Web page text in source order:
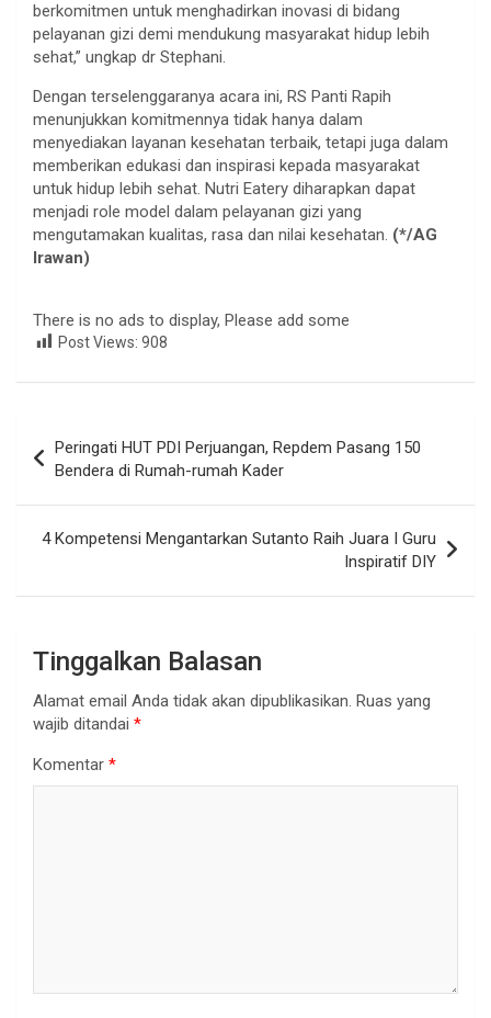
berkomitmen untuk menghadirkan inovasi di bidang
pelayanan gizi demi mendukung masyarakat hidup lebih
sehat,” ungkap dr Stephani.
Dengan terselenggaranya acara ini, RS Panti Rapih
menunjukkan komitmennya tidak hanya dalam
menyediakan layanan kesehatan terbaik, tetapi juga dalam
memberikan edukasi dan inspirasi kepada masyarakat
untuk hidup lebih sehat. Nutri Eatery diharapkan dapat
menjadi role model dalam pelayanan gizi yang
mengutamakan kualitas, rasa dan nilai kesehatan. (*/AG
Irawan)
There is no ads to display, Please add some
Post Views: 908
pos
Peringati HUT PDI Perjuangan, Repdem Pasang 150
Bendera di Rumah-rumah Kader
4 Kompetensi Mengantarkan Sutanto Raih Juara I Guru
Inspiratif DIY
Tinggalkan Balasan
Alamat email Anda tidak akan dipublikasikan. Ruas yang
wajib ditandai *
Komentar *